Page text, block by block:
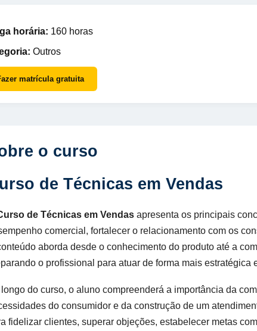
horária: 160 horas
Outros
matrícula gratuita
o curso
de Técnicas em Vendas
de Técnicas em Vendas apresenta os principais
comercial, fortalecer o relacionamento com os
aborda desde o conhecimento do produto até a
o profissional para atuar de forma mais estratégica
do curso, o aluno compreenderá a importância da
do consumidor e da construção de um
fidelizar clientes, superar objeções, estabelecer metas